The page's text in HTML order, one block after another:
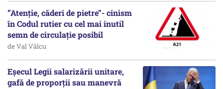
”Atenție, căderi de pietre”- cinism
în Codul rutier cu cel mai inutil
semn de circulație posibil
de Val Vâlcu
Eșecul Legii salarizării unitare,
gafă de proporții sau manevră